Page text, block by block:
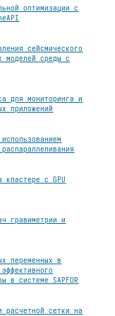
оптимизации с
сейсмического
моделей среды с
для мониторинга и
приложений
с GPU
гравиметрии и
переменных в
в системе SAPFOR
расчетной сетки на